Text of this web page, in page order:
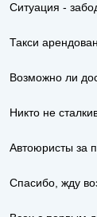
Ситуация -
Такси
Возможно ли
Никто не
Автоюристы за
Спасибо, жду